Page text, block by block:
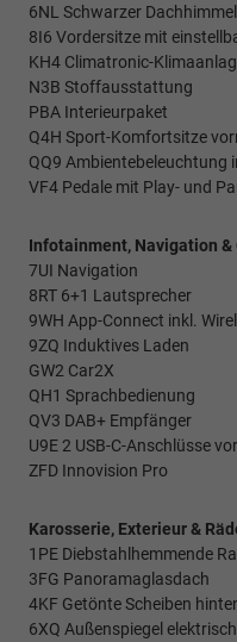
6NL Schwarzer Dachhimmel
8I6 Vordersitze mit
KH4 Climatronic-
N3B Stoffausstattung
PBA Interieurpaket
Q4H Sport-Komfortsitze
QQ9 Ambientebeleuchtung
VF4 Pedale mit Play- und
Infotainment, Navigation
7UI Navigation
8RT 6+1 Lautsprecher
9WH App-Connect inkl.
9ZQ Induktives Laden
GW2 Car2X
QH1 Sprachbedienung
QV3 DAB+ Empfänger
U9E 2 USB-C-Anschlüsse
ZFD Innovision Pro
Karosserie, Exterieur &
1PE Diebstahlhemmende
3FG Panoramaglasdach
4KF Getönte Scheiben
6XQ Außenspiegel